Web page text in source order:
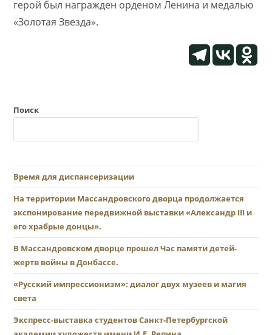
герой был награжден орденом Ленина и медалью
«Золотая Звезда».
Поиск
Время для диспансеризации
На территории Массандровского дворца продолжается
экспонирование передвижной выставки «Александр III и
его храбрые донцы».
В Массандровском дворце прошел Час памяти детей-
жертв войны в Донбассе.
«Русский импрессионизм»: диалог двух музеев и магия
света
Экспресс-выставка студентов Санкт-Петербургской